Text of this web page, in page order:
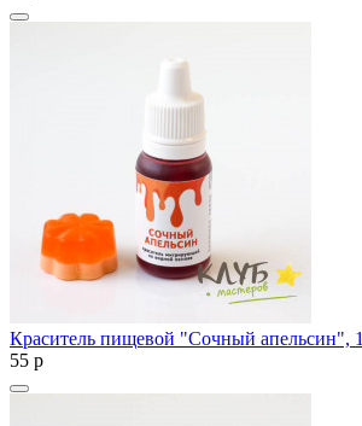
Краситель пищевой "Сочный апельсин",
55 p